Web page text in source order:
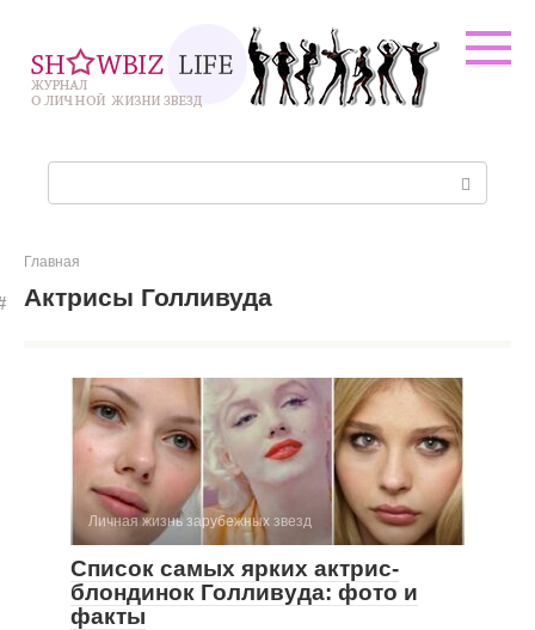
контенту
Главная
Актрисы Голливуда
Личная жизнь зарубежных звезд
Список самых ярких актрис-
блондинок Голливуда: фото и
факты